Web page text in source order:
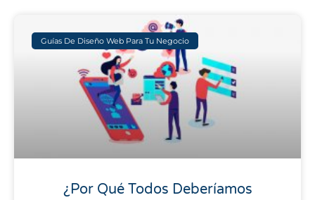
Guías De Diseño Web Para Tu Negocio
¿Por Qué Todos Deberíamos